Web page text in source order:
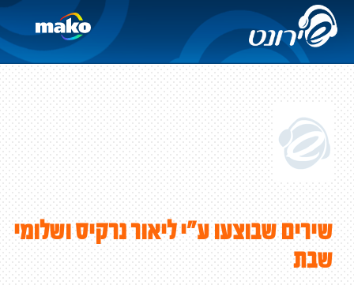
שירים שבוצעו ע"י ליאור נרקיס ושלומי
שבת